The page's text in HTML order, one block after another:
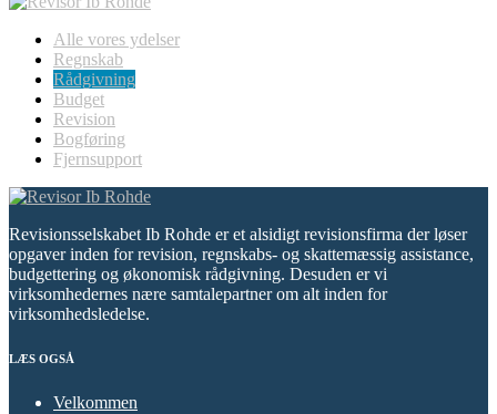
Alle vores ydelser
Regnskab
Rådgivning
Budget
Revision
Bogføring
Fjernsupport
Revisionsselskabet Ib Rohde er et alsidigt revisionsfirma der løser
opgaver inden for revision, regnskabs- og skattemæssig assistance,
budgettering og økonomisk rådgivning. Desuden er vi
virksomhedernes nære samtalepartner om alt inden for
virksomhedsledelse.
LÆS OGSÅ
Velkommen